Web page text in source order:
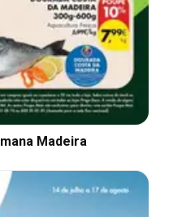
Madeira